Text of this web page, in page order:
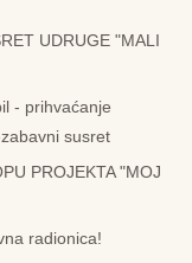
UDRUGE "MALI
- prihvaćanje
susret
PROJEKTA "MOJ
radionica!